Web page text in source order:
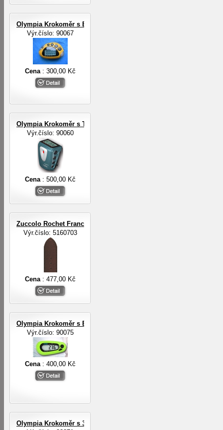
Olympia Krokoměr s EL osvětlením
Výr.číslo: 90067
Cena : 300,00 Kč
Olympia Krokoměr s TF senzorem
Výr.číslo: 90060
Cena : 500,00 Kč
Zuccolo Rochet Francie ZRC ROCHET
Výr.číslo: 5160703
Cena : 477,00 Kč
Olympia Krokoměr s EL osvětlením
Výr.číslo: 90075
Cena : 400,00 Kč
Olympia Krokoměr s 3-D digit.senzorem a EL osvětlením